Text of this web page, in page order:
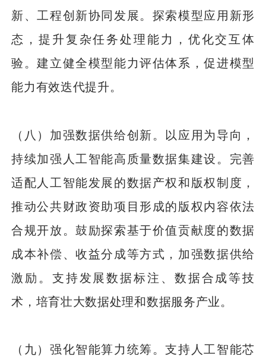
新、工程创新协同发展。探索模型应用新形
态，提升复杂任务处理能力，优化交互体
验。建立健全模型能力评估体系，促进模型
能力有效迭代提升。
（八）加强数据供给创新。以应用为导向，
持续加强人工智能高质量数据集建设。完善
适配人工智能发展的数据产权和版权制度，
推动公共财政资助项目形成的版权内容依法
合规开放。鼓励探索基于价值贡献度的数据
成本补偿、收益分成等方式，加强数据供给
激励。支持发展数据标注、数据合成等技
术，培育壮大数据处理和数据服务产业。
（九）强化智能算力统筹。支持人工智能芯